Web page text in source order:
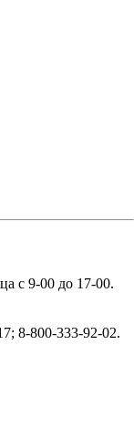
с 9-00 до 17-00.
8-800-333-92-02.